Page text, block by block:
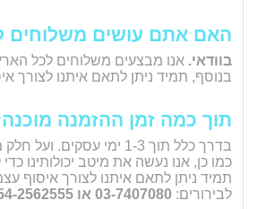
האם אתם עושים משלוחים
בוודאי. אנו מבצעים משלוחים לכל
בנוסף, תמיד ניתן לתאם איתנו לצורך
תוך כמה זמן ההזמנה
בדרך כלל תוך 1-3 ימי עסקים. ועל חלק מהמוצרים קיים זמן הספקה שונה.
כמו כן, אנו נעשה את מיטב יכולותינו
תמיד ניתן לתאם איתנו לצורך איסוף
לבירורים: 03-7407080 או 054-2562555